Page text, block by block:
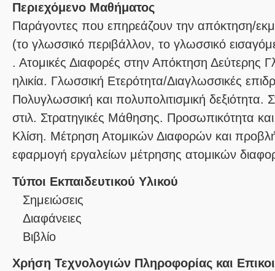
Περιεχόμενο Μαθήματος
Παράγοντες που επηρεάζουν την απόκτηση/
(το γλωσσικό περιβάλλον, το γλωσσικό
. Ατομικές Διαφορές στην Απόκτηση
ηλικία. Γλωσσική Ετερότητα/Διαγλωσσικές
Πολυγλωσσική και πολυπολιτισμική δεξιότητα.
στιλ. Στρατηγικές Μάθησης. Προσωπικότητα
Κλίση. Μέτρηση Ατομικών Διαφορών και
εφαρμογή εργαλείων μέτρησης ατομικών
Τύποι Εκπαιδευτικού Υλικού
Σημειώσεις
Διαφάνειες
Βιβλίο
Χρήση Τεχνολογιών Πληροφορίας και